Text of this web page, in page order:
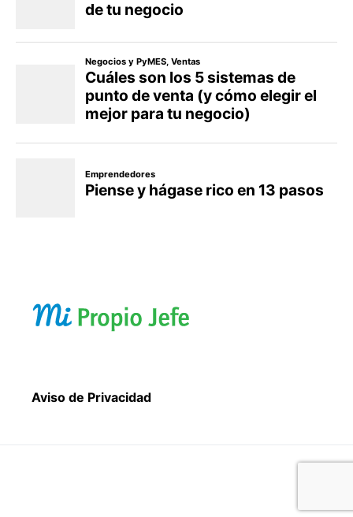
Aviso de Privacidad